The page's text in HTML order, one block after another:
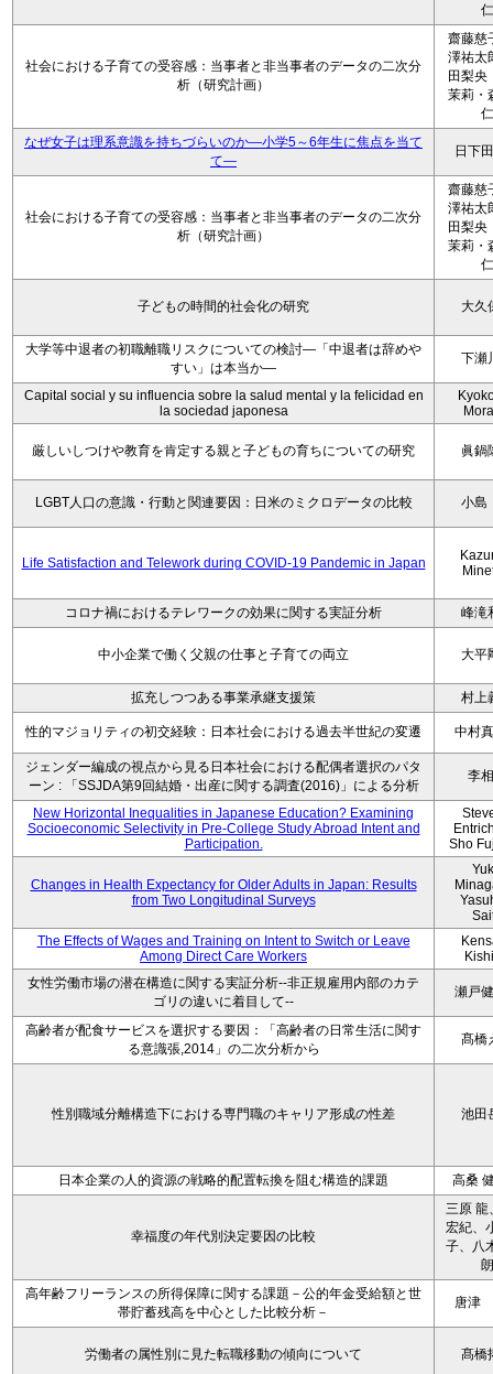
仁
社会における子育ての受容感：当事者と非当事者のデータの二次分
析（研究計画）
齋藤慈
澤祐太
田梨央
茉莉・
仁
なぜ女子は理系意識を持ちづらいのか―小学5～6年生に焦点を当て
て―
日下
社会における子育ての受容感：当事者と非当事者のデータの二次分
析（研究計画）
齋藤慈
澤祐太
田梨央
茉莉・
仁
子どもの時間的社会化の研究 大久
大学等中退者の初職離職リスクについての検討―「中退者は辞めや
すい」は本当か―
下瀬
Capital social y su influencia sobre la salud mental y la felicidad en
la sociedad japonesa
厳しいしつけや教育を肯定する親と子どもの育ちについての研究 眞鍋
LGBT人口の意識・行動と関連要因：日米のミクロデータの比較 小
Life Satisfaction and Telework during COVID-19 Pandemic in Japan
コロナ禍におけるテレワークの効果に関する実証分析 峰滝
中小企業で働く父親の仕事と子育ての両立 大平
拡充しつつある事業承継支援策 村上
性的マジョリティの初交経験：日本社会における過去半世紀の変遷 中村
ジェンダー編成の視点から見る日本社会における配偶者選択のパタ
ーン : 「SSJDA第9回結婚・出産に関する調査(2016)」による分析
李
New Horizontal Inequalities in Japanese Education? Examining
Socioeconomic Selectivity in Pre-College Study Abroad Intent and
Participation.
Sho
Changes in Health Expectancy for Older Adults in Japan: Results
from Two Longitudinal Surveys
The Effects of Wages and Training on Intent to Switch or Leave
Among Direct Care Workers
女性労働市場の潜在構造に関する実証分析--非正規雇用内部のカテ
ゴリの違いに着目して--
瀬戸
高齢者が配食サービスを選択する要因：「高齢者の日常生活に関す
る意識張,2014」の二次分析から
髙橋
性別職域分離構造下における専門職のキャリア形成の性差 池田
日本企業の人的資源の戦略的配置転換を阻む構造的課題 高桑
幸福度の年代別決定要因の比較
三原 龍
宏紀、
子、八
朗
高年齢フリーランスの所得保障に関する課題－公的年金受給額と世
帯貯蓄残高を中心とした比較分析－
唐津
労働者の属性別に見た転職移動の傾向について 髙橋